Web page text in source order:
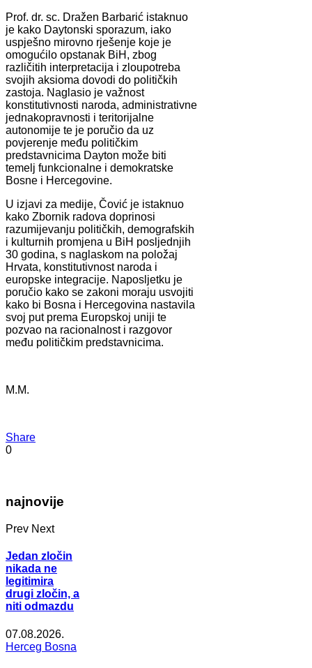
Prof. dr. sc. Dražen Barbarić istaknuo
je kako Daytonski sporazum, iako
uspješno mirovno rješenje koje je
omogućilo opstanak BiH, zbog
različitih interpretacija i zloupotreba
svojih aksioma dovodi do političkih
zastoja. Naglasio je važnost
konstitutivnosti naroda, administrativne
jednakopravnosti i teritorijalne
autonomije te je poručio da uz
povjerenje među političkim
predstavnicima Dayton može biti
temelj funkcionalne i demokratske
Bosne i Hercegovine.
U izjavi za medije, Čović je istaknuo
kako Zbornik radova doprinosi
razumijevanju političkih, demografskih
i kulturnih promjena u BiH posljednjih
30 godina, s naglaskom na položaj
Hrvata, konstitutivnost naroda i
europske integracije. Naposljetku je
poručio kako se zakoni moraju usvojiti
kako bi Bosna i Hercegovina nastavila
svoj put prema Europskoj uniji te
pozvao na racionalnost i razgovor
među političkim predstavnicima.
M.M.
Share
0
najnovije
Prev Next
Jedan zločin
nikada ne
legitimira
drugi zločin, a
niti odmazdu
07.08.2026.
Herceg Bosna